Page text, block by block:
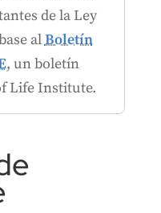
de la Ley
alBoletín
, un boletín
Life Institute.